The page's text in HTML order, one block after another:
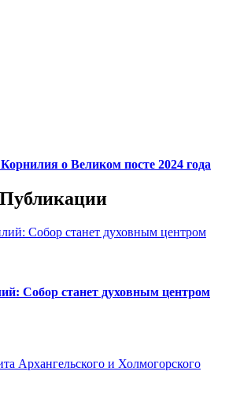
о Великом посте 2024 года
Публикации
Собор станет духовным центром
Архангельского и Холмогорского